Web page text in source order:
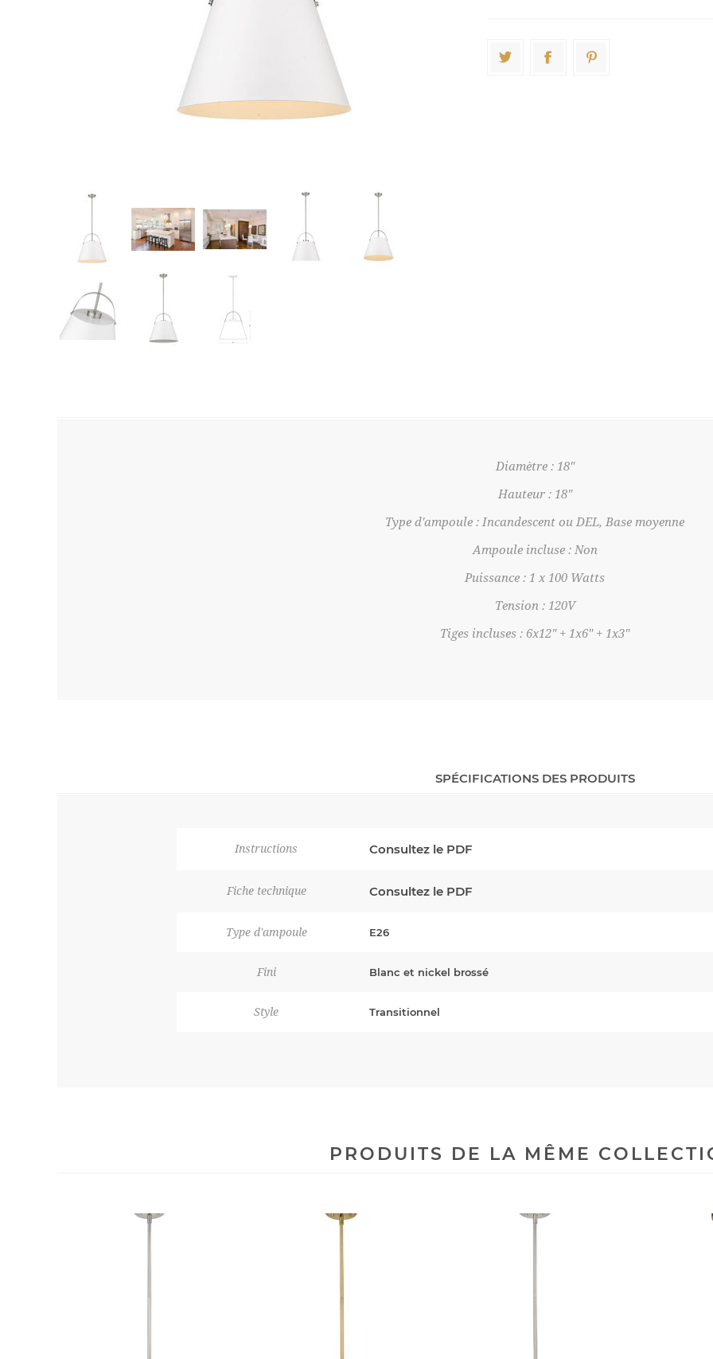
Diamètre : 18"
Hauteur : 18"
Type d'ampoule : Incandescent ou DEL, Base moyenne
Ampoule incluse : Non
Puissance : 1 x 100 Watts
Tension : 120V
Tiges incluses : 6x12" + 1x6" + 1x3"
SPÉCIFICATIONS DES PRODUITS
Instructions Consultez le PDF
Fiche technique Consultez le PDF
Type d'ampoule E26
Fini Blanc et nickel brossé
Style Transitionnel
PRODUITS DE LA MÊME